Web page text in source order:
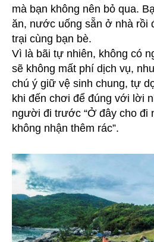
mà bạn không nên bỏ qua.
ăn, nước uống sẵn ở nhà rồi
trại cùng bạn bè.
Vì là bãi tự nhiên, không có
sẽ không mất phí dịch vụ,
chú ý giữ vệ sinh chung, tự
khi đến chơi để đúng với lời
người đi trước “Ở đây cho đi
không nhận thêm rác”.